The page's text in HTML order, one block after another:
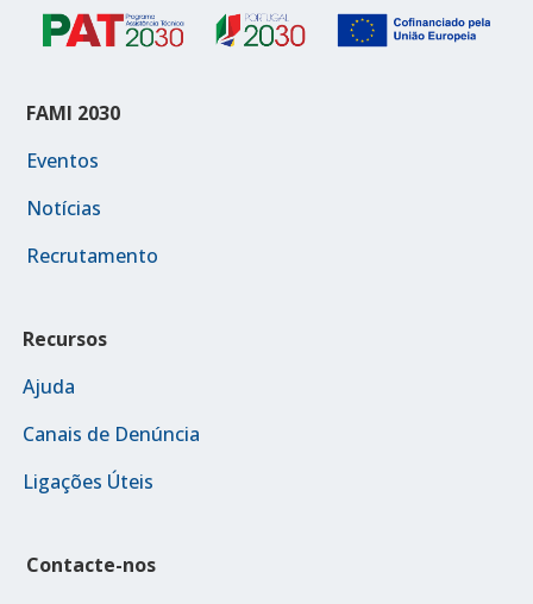
FAMI 2030
Eventos
Notícias
Recrutamento
Recursos
Ajuda
Canais de Denúncia
Ligações Úteis
Contacte-nos